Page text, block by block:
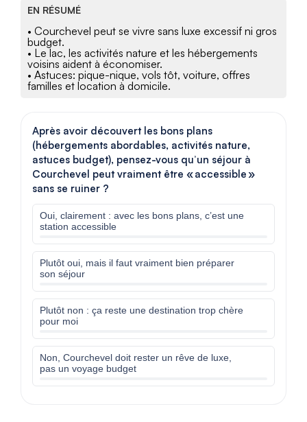
EN RÉSUMÉ
• Courchevel peut se vivre sans luxe excessif ni gros
budget.
• Le lac, les activités nature et les hébergements
voisins aident à économiser.
• Astuces: pique-nique, vols tôt, voiture, offres
familles et location à domicile.
Après avoir découvert les bons plans
(hébergements abordables, activités nature,
astuces budget), pensez-vous qu’un séjour à
Courchevel peut vraiment être « accessible »
sans se ruiner ?
Oui, clairement : avec les bons plans, c’est une
station accessible
Plutôt oui, mais il faut vraiment bien préparer
son séjour
Plutôt non : ça reste une destination trop chère
pour moi
Non, Courchevel doit rester un rêve de luxe,
pas un voyage budget